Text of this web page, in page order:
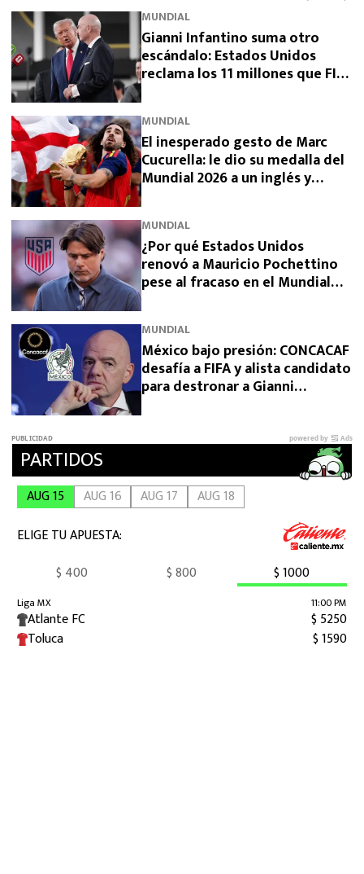
MUNDIAL
Gianni Infantino suma otro
escándalo: Estados Unidos
reclama los 11 millones que FIFA
MUNDIAL
El inesperado gesto de Marc
Cucurella: le dio su medalla del
Mundial 2026 a un inglés y
MUNDIAL
¿Por qué Estados Unidos
renovó a Mauricio Pochettino
pese al fracaso en el Mundial
MUNDIAL
México bajo presión: CONCACAF
desafía a FIFA y alista candidato
para destronar a Gianni